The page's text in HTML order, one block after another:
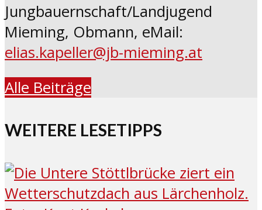
Jungbauernschaft/Landjugend
Mieming, Obmann, eMail:
elias.kapeller@jb-mieming.at
Alle Beiträge
WEITERE LESETIPPS